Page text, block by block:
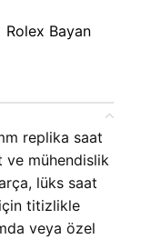
Rolex Bayan
replika saat
ve mühendislik
lüks saat
titizlikle
veya özel